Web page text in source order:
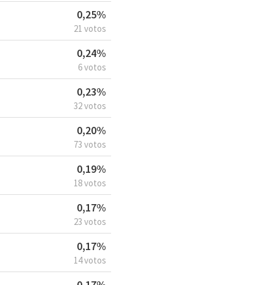
0,25%
21 votos
0,24%
6 votos
0,23%
32 votos
0,20%
73 votos
0,19%
18 votos
0,17%
23 votos
0,17%
14 votos